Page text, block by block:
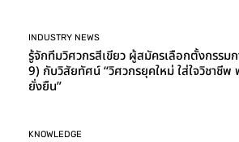
INDUSTRY NEWS
รู้จักทีมวิศวกรสีเขียว ผู้สมัครเลือกตั้งกรรม
9) กับวิสัยทัศน์ “วิศวกรยุคใหม่ ใส่ใจวิชาชี
ยั่งยืน”
KNOWLEDGE